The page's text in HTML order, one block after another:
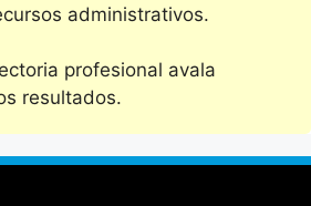
administrativos.
profesional avala
resultados.